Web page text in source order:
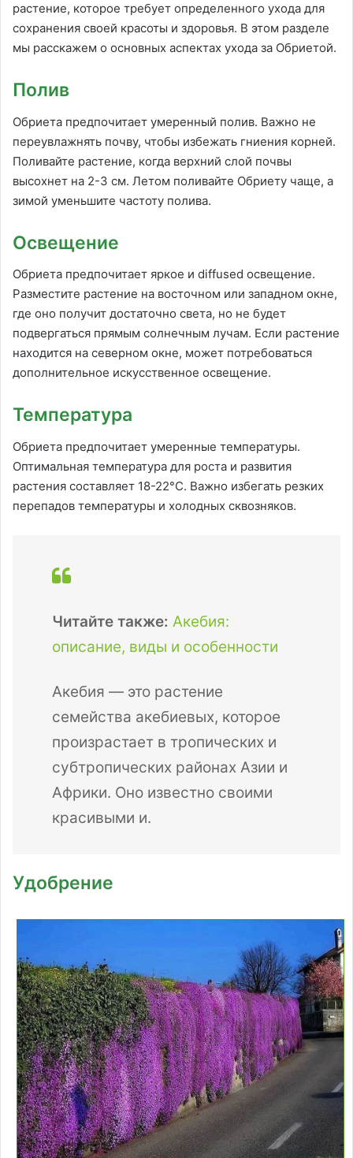
растение, которое требует определенного ухода для
сохранения своей красоты и здоровья. В этом разделе
мы расскажем о основных аспектах ухода за Обриетой.
Полив
Обриета предпочитает умеренный полив. Важно не
переувлажнять почву, чтобы избежать гниения корней.
Поливайте растение, когда верхний слой почвы
высохнет на 2-3 см. Летом поливайте Обриету чаще, а
зимой уменьшите частоту полива.
Освещение
Обриета предпочитает яркое и diffused освещение.
Разместите растение на восточном или западном окне,
где оно получит достаточно света, но не будет
подвергаться прямым солнечным лучам. Если растение
находится на северном окне, может потребоваться
дополнительное искусственное освещение.
Температура
Обриета предпочитает умеренные температуры.
Оптимальная температура для роста и развития
растения составляет 18-22°C. Важно избегать резких
перепадов температуры и холодных сквозняков.
Читайте также: Акебия:
описание, виды и особенности
Акебия — это растение
семейства акебиевых, которое
произрастает в тропических и
субтропических районах Азии и
Африки. Оно известно своими
красивыми и.
Удобрение